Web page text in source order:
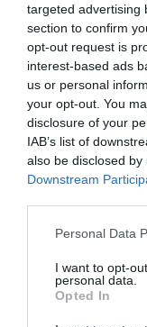
targeted advertising
section to confirm
opt-out request is
interest-based ads
us or personal
your opt-out. You
disclosure of your
IAB’s list of
also be disclosed
Downstream
Personal Data
I want to opt-
personal data.
Opted In
El 25% dels